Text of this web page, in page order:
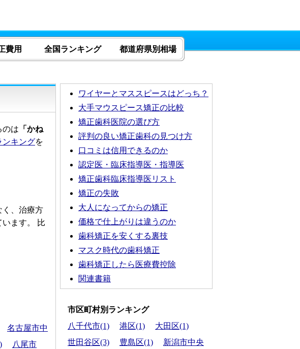
費用 全国ランキング 都道府県別相場
のは 「かね
ンキングを
く、治療方
ます。 比
名古屋市中
八尾市
ワイヤーとマススピースはどっち？
大手マウスピース矯正の比較
矯正歯科医院の選び方
評判の良い矯正歯科の見つけ方
口コミは信用できるのか
認定医・臨床指導医・指導医
矯正歯科臨床指導医リスト
矯正の失敗
大人になってからの矯正
価格で仕上がりは違うのか
歯科矯正を安くする裏技
マスク時代の歯科矯正
歯科矯正したら医療費控除
関連書籍
市区町村別ランキング
八千代市(1)
港区(1)
大田区(1)
世田谷区(3)
豊島区(1)
新潟市中央